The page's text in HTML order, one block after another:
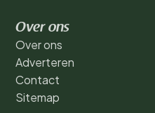
Over ons
Over ons
Adverteren
Contact
Sitemap